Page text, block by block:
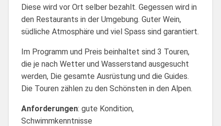
Diese wird vor Ort selber bezahlt. Gegessen wird in
den Restaurants in der Umgebung. Guter Wein,
südliche Atmosphäre und viel Spass sind garantiert.
Im Programm und Preis beinhaltet sind 3 Touren,
die je nach Wetter und Wasserstand ausgesucht
werden, Die gesamte Ausrüstung und die Guides.
Die Touren zählen zu den Schönsten in den Alpen.
Anforderungen: gute Kondition,
Schwimmkenntnisse